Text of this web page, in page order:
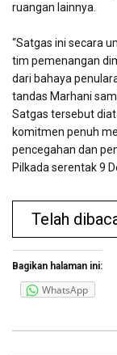
ruangan lainnya.
“Satgas ini secara
tim pemenangan
dari bahaya
tandas Marhani
Satgas tersebut
komitmen penuh
pencegahan dan
Pilkada serentak 9
Telah
Bagikan halaman ini:
WhatsApp